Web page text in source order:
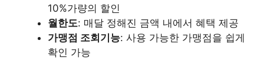
10%가량의 할인
월한도: 매달 정해진 금액 내에서 혜택 제공
가맹점 조회기능: 사용 가능한 가맹점을 쉽게
확인 가능